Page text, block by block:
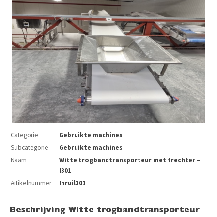
Categorie
Gebruikte machines
Subcategorie
Gebruikte machines
Naam
Witte trogbandtransporteur met trechter –
I301
Artikelnummer
Inruil301
Beschrijving Witte trogbandtransporteur